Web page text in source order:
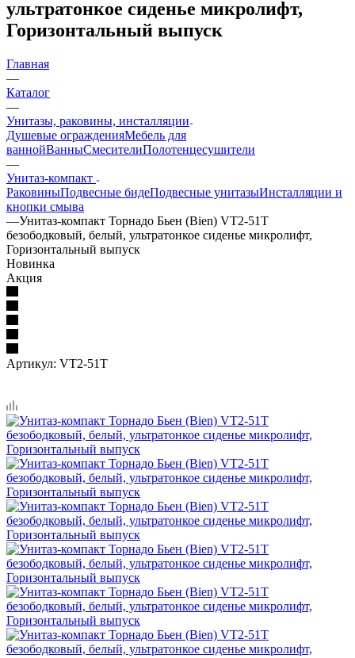
ультратонкое сиденье микролифт,
Горизонтальный выпуск
Главная
—
Каталог
—
Унитазы, раковины, инсталляции
Душевые огражденияМебель для
ваннойВанныСмесителиПолотенцесушители
—
Унитаз-компакт
РаковиныПодвесные бидеПодвесные унитазыИнсталляции и
кнопки смыва
—Унитаз-компакт Торнадо Бьен (Bien) VT2-51T
безободковый, белый, ультратонкое сиденье микролифт,
Горизонтальный выпуск
Новинка
Акция
Артикул: VT2-51T